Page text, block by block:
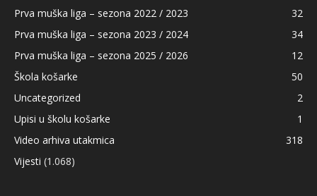
Prva muška liga – sezona 2022 / 2023
32
Prva muška liga – sezona 2023 / 2024
34
Prva muška liga – sezona 2025 / 2026
12
Škola košarke
50
Uncategorized
2
Upisi u školu košarke
1
Video arhiva utakmica
318
Vijesti (1.068)